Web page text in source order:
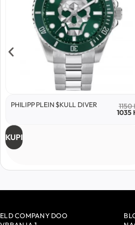
PHILIPP PLEIN $KULL DIVER 1150
1035
KUPI
ELD COMPANY DOO